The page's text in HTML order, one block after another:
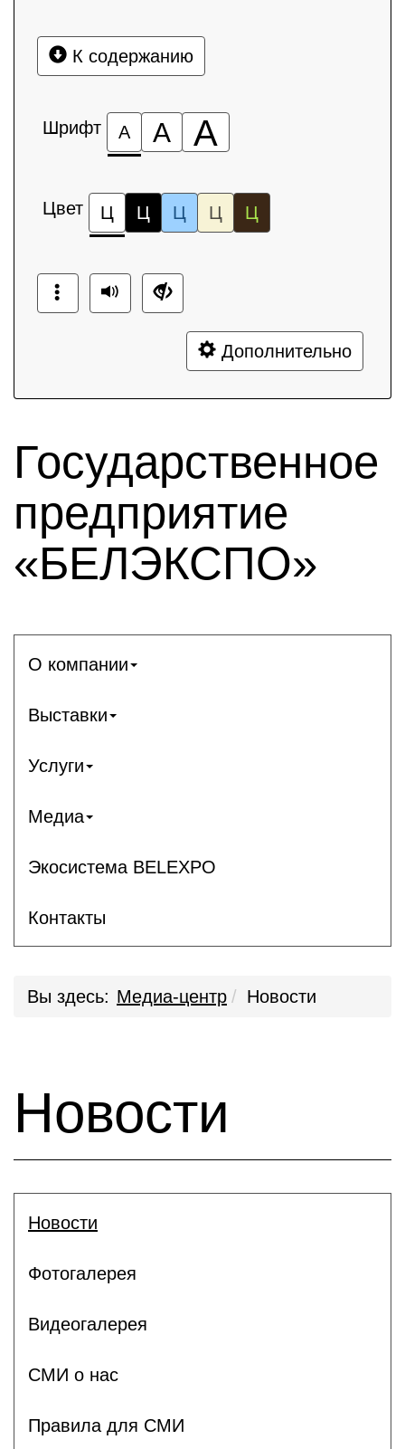
К содержанию
Шрифт А А А
Цвет Ц Ц Ц Ц Ц
Дополнительно
Государственное
предприятие
«БЕЛЭКСПО»
О компании
Выставки
Услуги
Медиа
Экосистема BELEXPO
Контакты
Вы здесь: Медиа-центр Новости
Новости
Новости
Фотогалерея
Видеогалерея
СМИ о нас
Правила для СМИ